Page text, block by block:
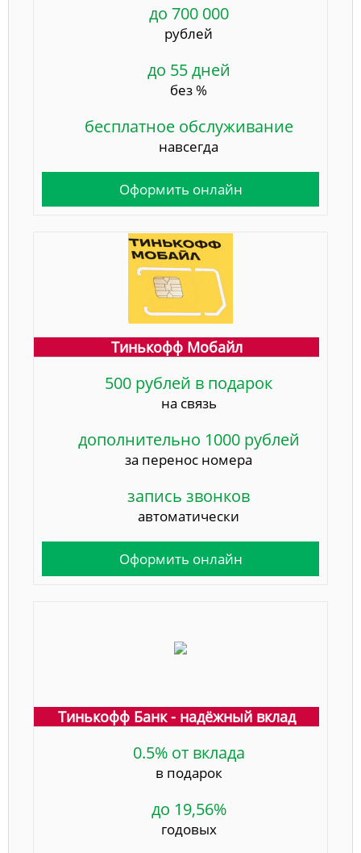
до 700 000
рублей
до 55 дней
без %
бесплатное обслуживание
навсегда
Оформить онлайн
Тинькофф Мобайл
500 рублей в подарок
на связь
дополнительно 1000 рублей
за перенос номера
запись звонков
автоматически
Оформить онлайн
Тинькофф Банк - надёжный вклад
0.5% от вклада
в подарок
до 19,56%
годовых